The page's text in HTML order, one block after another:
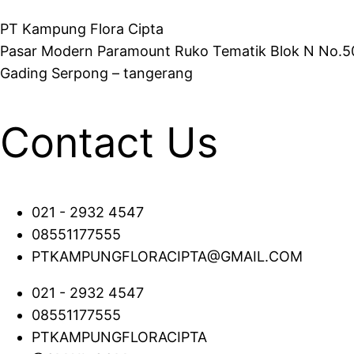
PT Kampung Flora Cipta
Pasar Modern Paramount Ruko Tematik Blok N
Gading Serpong – tangerang
Contact Us
021 - 2932 4547
08551177555
PTKAMPUNGFLORACIPTA@GMAIL.COM
021 - 2932 4547
08551177555
PTKAMPUNGFLORACIPTA